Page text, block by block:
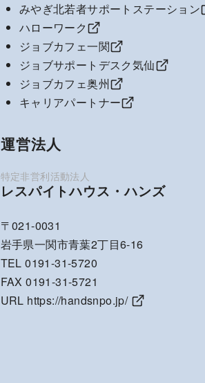
みやぎ北若者サポートステーション
ハローワーク
ジョブカフェ一関
ジョブサポートデスク気仙
ジョブカフェ奥州
キャリアパートナー
運営法人
レスパイトハウス・ハンズ
〒021-0031
岩手県一関市青葉2丁目6-16
TEL 0191-31-5720
FAX 0191-31-5721
URL https://handsnpo.jp/